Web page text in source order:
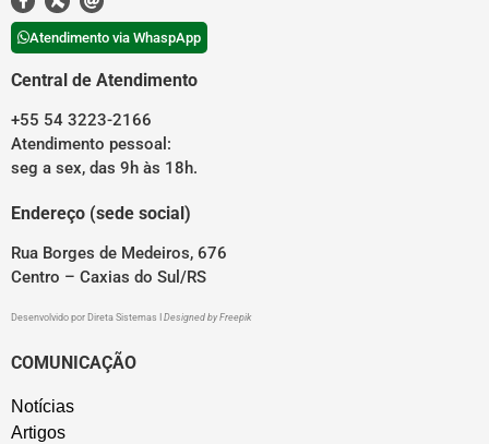
Atendimento via WhaspApp
Central de Atendimento
+55 54 3223-2166
Atendimento pessoal:
seg a sex, das 9h às 18h.
Endereço (sede social)
Rua Borges de Medeiros, 676
Centro – Caxias do Sul/RS
Desenvolvido por Direta Sistemas Designed by Freepik
COMUNICAÇÃO
Notícias
Artigos